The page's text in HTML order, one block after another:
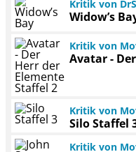
Kritik von
Widow’s
Kritik von
Avatar -
Kritik von
Silo Staffel
Kritik von